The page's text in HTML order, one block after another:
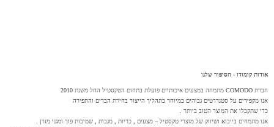
אודות קומודו - הסיפור שלנו
חברת COMODO מתמחה במצעים איכותיים פועלת בתחום הטקסטיל החל משנת 2010
אנו מקפידים על סטנדרטים גבוהים במיוחד בתהליך הייצור בחירת הבדים והתפירה
כדי שתקבלו את המוצר הטוב ביותר .
אנו מתמחים בייבוא ושיווק של מוצרי טקסטיל – מצעים , כריות , מגבות , שמיכות פוך ומגני מזרן .